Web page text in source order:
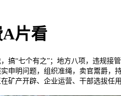
片看
“七个有之”；地方八项，违规接管
申明问题，组织准绳，卖官鬻爵，
矿产开辟、企业运营、干部选拔任